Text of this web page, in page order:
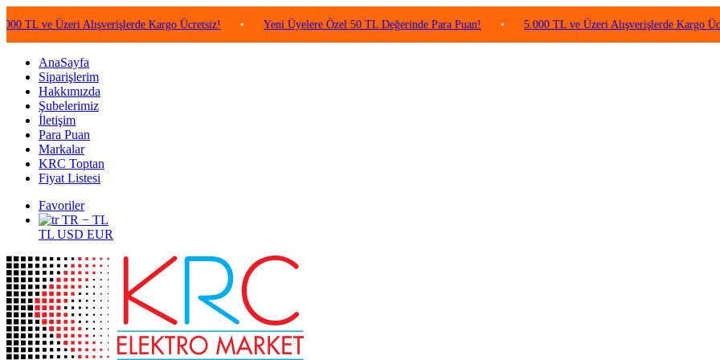
Üzeri Alışverişlerde Kargo Ücretsiz! • Yeni Üyelere Özel 50 TL Değerinde Para Puan! • 5.000 TL ve Üzeri Alışverişlerde Kargo Ücretsiz!
AnaSayfa
Siparişlerim
Hakkımızda
Şubelerimiz
İletişim
Para Puan
Markalar
KRC Toptan
Fiyat Listesi
Favoriler
TR − TL
TL USD EUR